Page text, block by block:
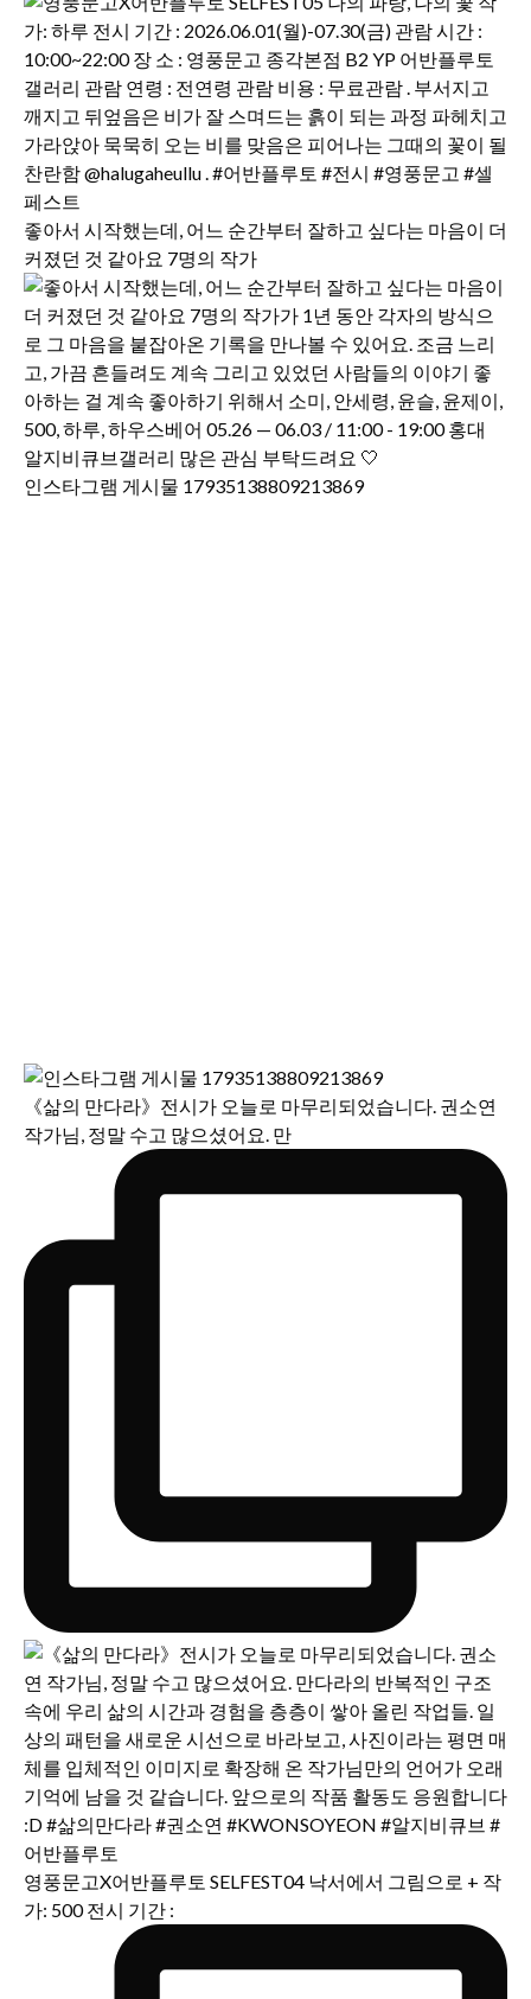
좋아서 시작했는데, 어느 순간부터 잘하고 싶다는 마음이 더
커졌던 것 같아요 7명의 작가
인스타그램 게시물 17935138809213869
《삶의 만다라》전시가 오늘로 마무리되었습니다. 권소연
작가님, 정말 수고 많으셨어요. 만
영풍문고X어반플루토 SELFEST04 낙서에서 그림으로 + 작
가: 500 전시 기간 :